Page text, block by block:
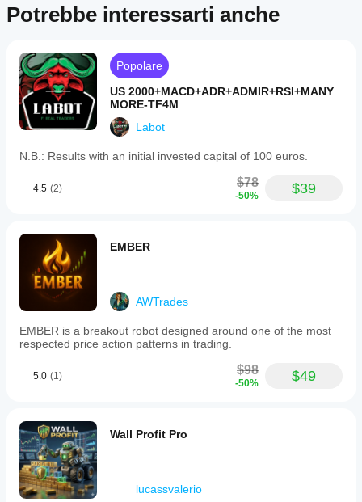
Potrebbe interessarti anche
Popolare
US 2000+MACD+ADR+ADMIR+RSI+MANY
MORE-TF4M
Labot
N.B.: Results with an initial invested capital of 100 euros.
4.5 (2) $78
-50% $39
EMBER
AWTrades
EMBER is a breakout robot designed around one of the most
respected price action patterns in trading.
5.0 (1) $98
-50% $49
Wall Profit Pro
lucassvalerio